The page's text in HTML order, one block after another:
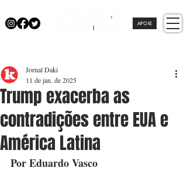
APOIE
Trump exacerba as
contradições entre EUA e
América Latina
Jornal Daki
11 de jan. de 2025
Por Eduardo Vasco